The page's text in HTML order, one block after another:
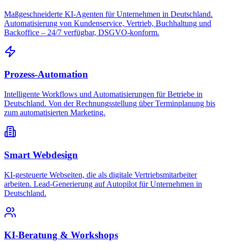
Maßgeschneiderte KI-Agenten für Unternehmen in Deutschland.
Automatisierung von Kundenservice, Vertrieb, Buchhaltung und
Backoffice – 24/7 verfügbar, DSGVO-konform.
Prozess-Automation
Intelligente Workflows und Automatisierungen für Betriebe in
Deutschland. Von der Rechnungsstellung über Terminplanung bis
zum automatisierten Marketing.
Smart Webdesign
KI-gesteuerte Webseiten, die als digitale Vertriebsmitarbeiter
arbeiten. Lead-Generierung auf Autopilot für Unternehmen in
Deutschland.
KI-Beratung & Workshops